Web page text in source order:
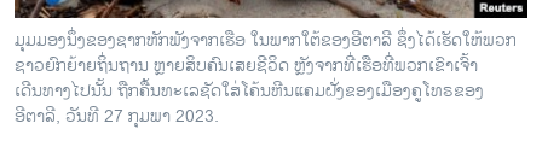
ວີດີໂອ
ສຽງ
ລາຍການກະຈາຍສຽງ
ຕິດຕາມພວກເຮົາ ທີ່
ມຸມມອງນຶ່ງຂອງຊາກຫັກພັງຈາກເຮືອ ໃນພາກໃຕ້ຂອງອີຕາລີ ຊຶ່ງໄດ້ເຮັດໃຫ້ພວກ
ຊາວຍົກຍ້າຍຖິ່ນຖານ ຫຼາຍສິບຄົນເສຍຊີວິດ ຫຼັງຈາກທີ່ເຮືອທີ່ພວກເຂົາເຈົ້າ
ເດີນທາງໄປນັ້ນ ຖືກຄື້ນທະເລຊັດໃສ່ໂຄ້ນຫີນແຄມຝັ່ງຂອງເມືອງຄູໂທຣຂອງ
ອີຕາລີ, ວັນທີ 27 ກຸມພາ 2023.